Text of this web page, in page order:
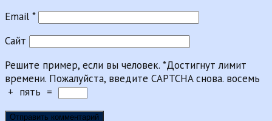
Email *
Сайт
Решите пример, если вы человек. *Достигнут лимит
времени. Пожалуйста, введите CAPTCHA снова. восемь
+ пять =